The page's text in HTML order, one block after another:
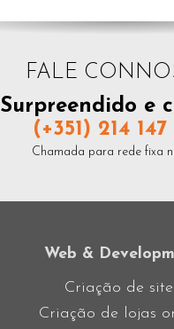
FALE
Surpreendido e
(+351) 214
Chamada para rede fixa
Web &
Criação de
Criação de lojas